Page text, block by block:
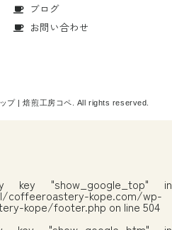
ブログ
お問い合わせ
プ | 焙煎工房コペ. All rights reserved.
key "show_google_top" in
coffeeroastery-kope.com/wp-
kope/footer.php on line 504